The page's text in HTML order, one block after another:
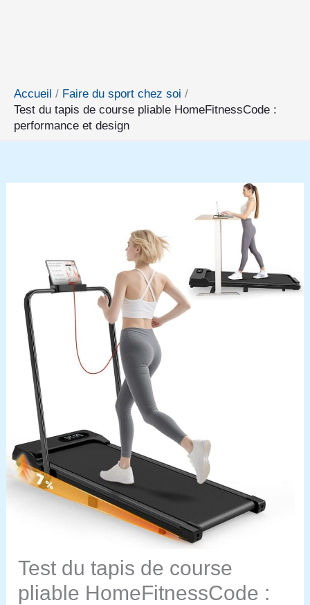
Accueil
Faire du sport chez soi
Test du tapis de course pliable HomeFitnessCode :
performance et design
Test du tapis de course
pliable HomeFitnessCode :